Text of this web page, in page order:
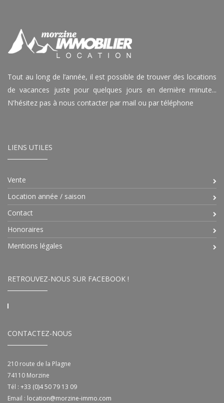
Tout au long de l’année, il est possible de trouver des locations
de vacances juste pour quelques jours en dernière minute...
N'hésitez pas à nous contacter par mail ou par téléphone
LIENS UTILES
Vente
Location année / saison
Contact
Honoraires
Mentions légales
RETROUVEZ-NOUS SUR FACEBOOK !
CONTACTEZ-NOUS
210 route de la Plagne
74110 Morzine
Tél : +33 (0)4 50 79 13 09
Email : location@morzine-immo.com